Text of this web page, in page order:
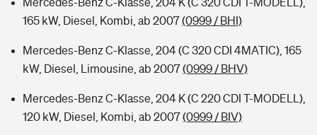
165 kW, Diesel, Kombi, ab 2007(0999 / BHI)
Mercedes-Benz C-Klasse, 204 (C 320 CDI 4MATIC), 165
kW, Diesel, Limousine, ab 2007(0999 / BHV)
Mercedes-Benz C-Klasse, 204 K (C 220 CDI T-MODELL),
120 kW, Diesel, Kombi, ab 2007(0999 / BIV)